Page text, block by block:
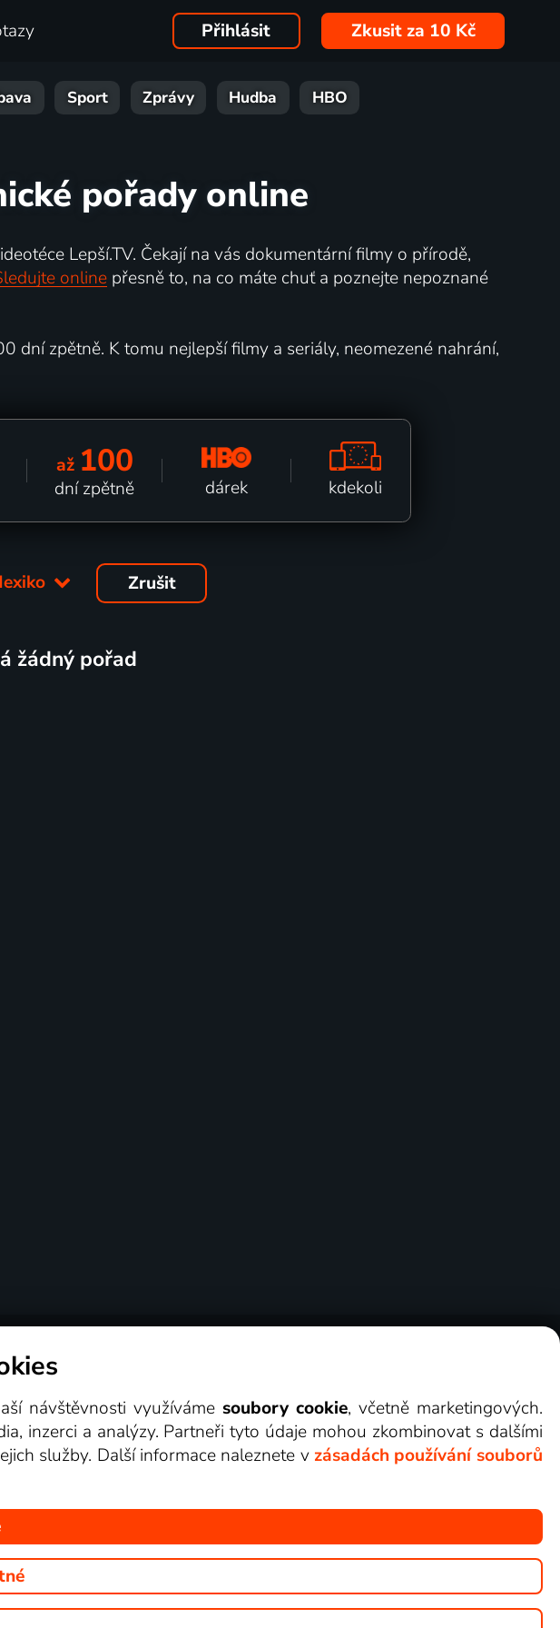
Přihlásit Zkusit za 10 Kč
Sport Zprávy Hudba HBO
pořady online
Lepší.TV. Čekají na vás dokumentární filmy o přírodě,
onlinepřesně to, na co máte chuť a poznejte nepoznané
dní zpětně. K tomu nejlepší filmy a seriály, neomezené nahrání,
až 100
dní zpětně dárek kdekoli
Zrušit
žádný pořad
TV stanic, které můžete sledovat v Lepší.TV.
návštěvnosti využívámesoubory cookie, včetně marketingových.
inzerci a analýzy. Partneři tyto údaje mohou zkombinovat s dalšími
služby. Další informace naleznete v zásadách používání souborů